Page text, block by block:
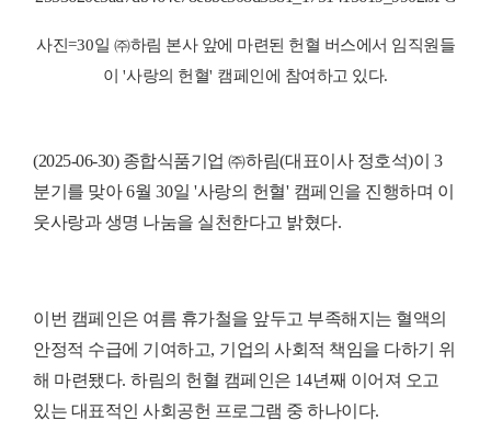
사진=30일 ㈜하림 본사 앞에 마련된 헌혈 버스에서 임직원들
이 '사랑의 헌혈' 캠페인에 참여하고 있다.
(2025-06-30) 종합식품기업 ㈜하림(대표이사 정호석)이 3
분기를 맞아6월 30일 '사랑의 헌혈' 캠페인을 진행하며 이
웃사랑과 생명 나눔을 실천한다고 밝혔다.
이번 캠페인은 여름 휴가철을 앞두고 부족해지는 혈액의
안정적 수급에 기여하고, 기업의 사회적 책임을 다하기 위
해 마련됐다. 하림의 헌혈 캠페인은 14년째 이어져 오고
있는 대표적인 사회공헌 프로그램 중 하나이다.